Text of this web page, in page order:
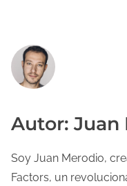
Autor: Juan
Soy Juan Merodio,
Factors, un